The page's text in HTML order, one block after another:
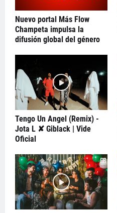
Nuevo portal Más Flow
Champeta impulsa la
difusión global del género
Tengo Un Angel (Remix) -
Jota L ✘ Giblack | Vide
Oficial